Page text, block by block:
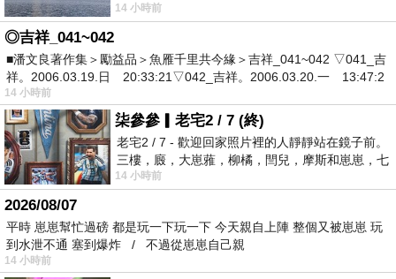
有戰懼等候審判和那燒滅眾敵人的烈火
14 小時前
◎吉祥_041~042
■潘文良著作集＞勵益品＞魚雁千里共今緣＞吉祥_041~042 ▽041_吉
祥。2006.03.19.日 20:33:21▽042_吉祥。2006.03.20.一 13:47:2
14 小時前
柒參參▎老宅2 / 7 (終)
老宅2 / 7 - 歡迎回家照片裡的人靜靜站在鏡子前。
三樓，廄，大崽蕥，柳橘，閆兒，摩斯和崽崽，七
個人整整齊齊地站在鏡框之外，如同
14 小時前
2026/08/07
平時 崽崽幫忙過磅 都是玩一下玩一下 今天親自上陣 整個又被崽崽 玩
到水泄不通 塞到爆炸 / 不過從崽崽自己親
14 小時前